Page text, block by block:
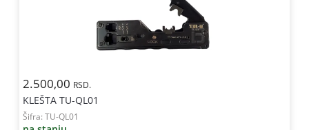
2.500,00 RSD.
KLEŠTA TU-QL01
Šifra: TU-QL01